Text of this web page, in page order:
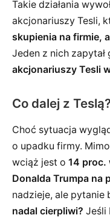
Takie działania
akcjonariuszy Tesli,
skupienia na firmie,
Jeden z nich zapytał
akcjonariuszy Tesli
Co dalej z Teslą?
Choć sytuacja
o upadku firmy.
wciąż jest o 14 proc.
Donalda Trumpa na
nadzieje, ale pytanie
nadal cierpliwi? Jeśli